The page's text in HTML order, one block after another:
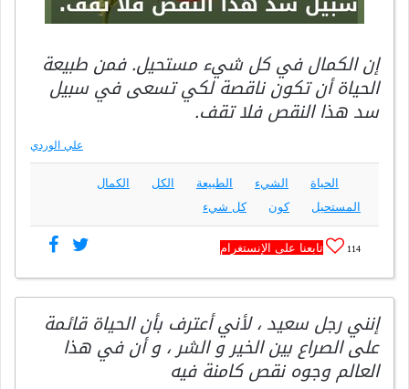
إن الكمال في كل شيء مستحيل. فمن طبيعة
الحياة أن تكون ناقصة لكي تسعى في سبيل
سد هذا النقص فلا تقف.
علي الوردي
الحياة الشيء الطبيعة الكل
الكمال
المستحيل
كون كل شيء
114 تابعنا على الإنستغرام
إنني رجل سعيد ، لأني أعترف بأن الحياة قائمة
على الصراع بين الخير و الشر ، و أن في هذا
العالم وجوه نقص كامنة فيه